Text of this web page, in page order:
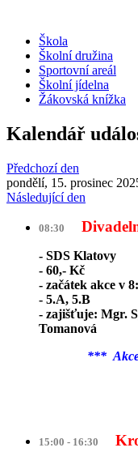
Škola
Školní družina
Sportovní areál
Školní jídelna
Žákovská knížka
Kalendář
Předchozí den
pondělí, 15. prosinec
Následující den
08:30
- SDS Klatovy
- 60,- Kč
- začátek akce v
- 5.A, 5.B
- zajišťuje: Mgr.
Tomanová
***
15:00 - 16:30